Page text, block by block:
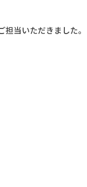
当いただきました。